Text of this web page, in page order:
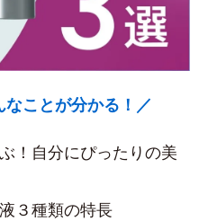
ことが分かる！／
！自分にぴったりの美
３種類の特長